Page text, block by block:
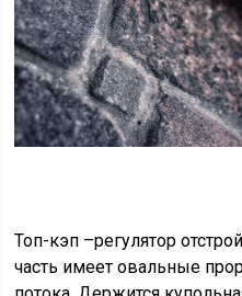
Топ-кэп –регулятор
часть имеет овальные